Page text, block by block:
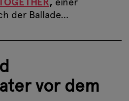
der Ballade…
vor dem